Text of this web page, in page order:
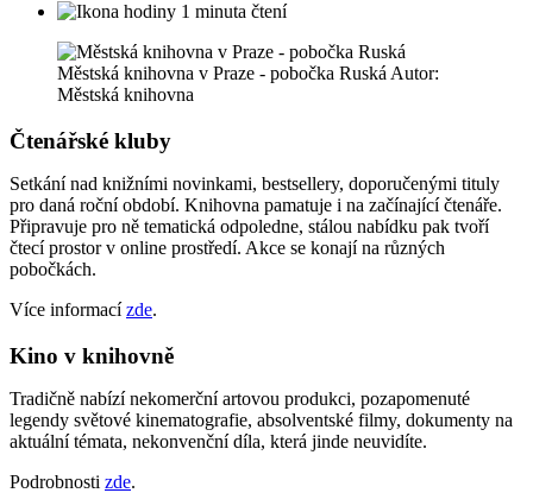
1 minuta čtení
Městská knihovna v Praze - pobočka Ruská Autor:
Městská knihovna
Čtenářské kluby
Setkání nad knižními novinkami, bestsellery, doporučenými tituly
pro daná roční období. Knihovna pamatuje i na začínající čtenáře.
Připravuje pro ně tematická odpoledne, stálou nabídku pak tvoří
čtecí prostor v online prostředí. Akce se konají na různých
pobočkách.
Více informacízde.
Kino v knihovně
Tradičně nabízí nekomerční artovou produkci, pozapomenuté
legendy světové kinematografie, absolventské filmy, dokumenty na
aktuální témata, nekonvenční díla, která jinde neuvidíte.
Podrobnosti zde.